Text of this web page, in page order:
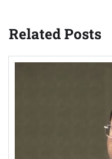
Related Posts